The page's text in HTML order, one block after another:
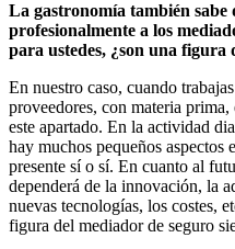
La gastronomía también sabe
profesionalmente a los
para ustedes, ¿son una figura
En nuestro caso, cuando
proveedores, con materia
este apartado. En la actividad
hay muchos pequeños aspectos
presente sí o sí. En cuanto al
dependerá de la innovación, la
nuevas tecnologías, los costes,
figura del mediador de seguro